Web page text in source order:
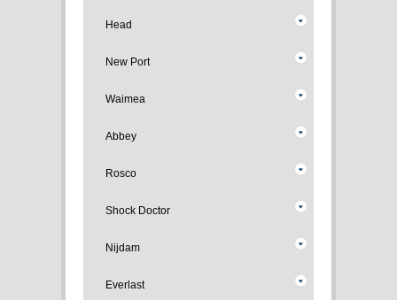
Head
New Port
Waimea
Abbey
Rosco
Shock Doctor
Nijdam
Everlast